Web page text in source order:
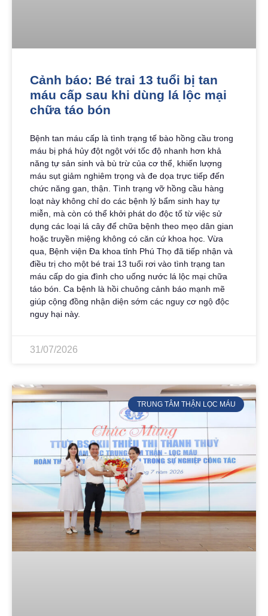
Cảnh báo: Bé trai 13 tuổi bị tan
máu cấp sau khi dùng lá lộc mại
chữa táo bón
Bệnh tan máu cấp là tình trạng tế bào hồng cầu trong
máu bị phá hủy đột ngột với tốc độ nhanh hơn khả
năng tự sản sinh và bù trừ của cơ thể, khiến lượng
máu sụt giảm nghiêm trọng và đe dọa trực tiếp đến
chức năng gan, thận. Tình trạng vỡ hồng cầu hàng
loạt này không chỉ do các bệnh lý bẩm sinh hay tự
miễn, mà còn có thể khởi phát do độc tố từ việc sử
dụng các loại lá cây để chữa bệnh theo mẹo dân gian
hoặc truyền miệng không có căn cứ khoa học. Vừa
qua, Bệnh viện Đa khoa tỉnh Phú Thọ đã tiếp nhận và
điều trị cho một bé trai 13 tuổi rơi vào tình trạng tan
máu cấp do gia đình cho uống nước lá lộc mại chữa
táo bón. Ca bệnh là hồi chuông cảnh báo mạnh mẽ
giúp cộng đồng nhận diện sớm các nguy cơ ngộ độc
nguy hại này.
31/07/2026
TRUNG TÂM THẬN LỌC MÁU